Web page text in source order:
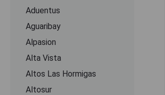
Aduentus
Aguaribay
Alpasion
Alta Vista
Altos Las Hormigas
Altosur